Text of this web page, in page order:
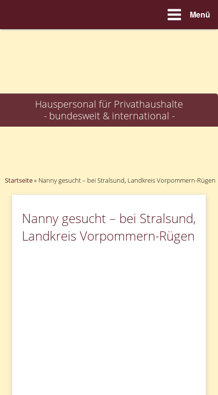
Menü
Hauspersonal für Privathaushalte
- bundesweit & international -
Startseite» Nanny gesucht – bei Stralsund, Landkreis Vorpommern-Rügen
Nanny gesucht – bei Stralsund,
Landkreis Vorpommern-Rügen